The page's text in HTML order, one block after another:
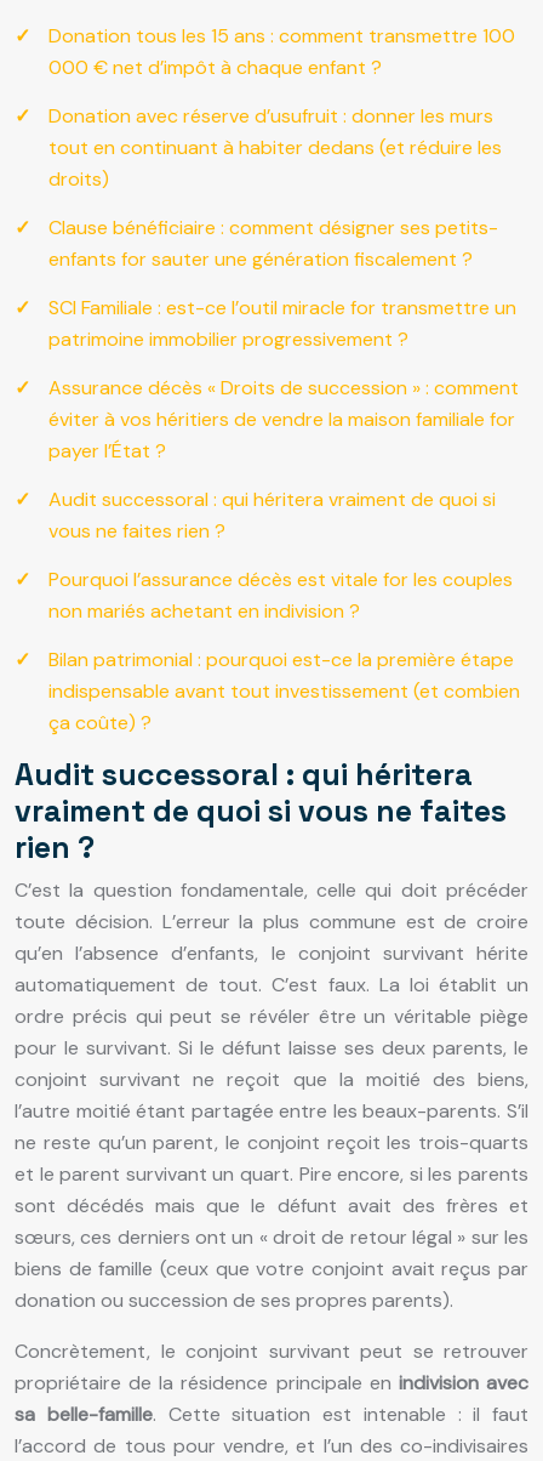
Donation tous les 15 ans : comment transmettre 100
000 € net d’impôt à chaque enfant ?
Donation avec réserve d’usufruit : donner les murs
tout en continuant à habiter dedans (et réduire les
droits)
Clause bénéficiaire : comment désigner ses petits-
enfants for sauter une génération fiscalement ?
SCI Familiale : est-ce l’outil miracle for transmettre un
patrimoine immobilier progressivement ?
Assurance décès « Droits de succession » : comment
éviter à vos héritiers de vendre la maison familiale for
payer l’État ?
Audit successoral : qui héritera vraiment de quoi si
vous ne faites rien ?
Pourquoi l’assurance décès est vitale for les couples
non mariés achetant en indivision ?
Bilan patrimonial : pourquoi est-ce la première étape
indispensable avant tout investissement (et combien
ça coûte) ?
Audit successoral : qui héritera
vraiment de quoi si vous ne faites
rien ?
C’est la question fondamentale, celle qui doit précéder
toute décision. L’erreur la plus commune est de croire
qu’en l’absence d’enfants, le conjoint survivant hérite
automatiquement de tout. C’est faux. La loi établit un
ordre précis qui peut se révéler être un véritable piège
pour le survivant. Si le défunt laisse ses deux parents, le
conjoint survivant ne reçoit que la moitié des biens,
l’autre moitié étant partagée entre les beaux-parents. S’il
ne reste qu’un parent, le conjoint reçoit les trois-quarts
et le parent survivant un quart. Pire encore, si les parents
sont décédés mais que le défunt avait des frères et
sœurs, ces derniers ont un « droit de retour légal » sur les
biens de famille (ceux que votre conjoint avait reçus par
donation ou succession de ses propres parents).
Concrètement, le conjoint survivant peut se retrouver
propriétaire de la résidence principale en indivision avec
sa belle-famille. Cette situation est intenable : il faut
l’accord de tous pour vendre, et l’un des co-indivisaires